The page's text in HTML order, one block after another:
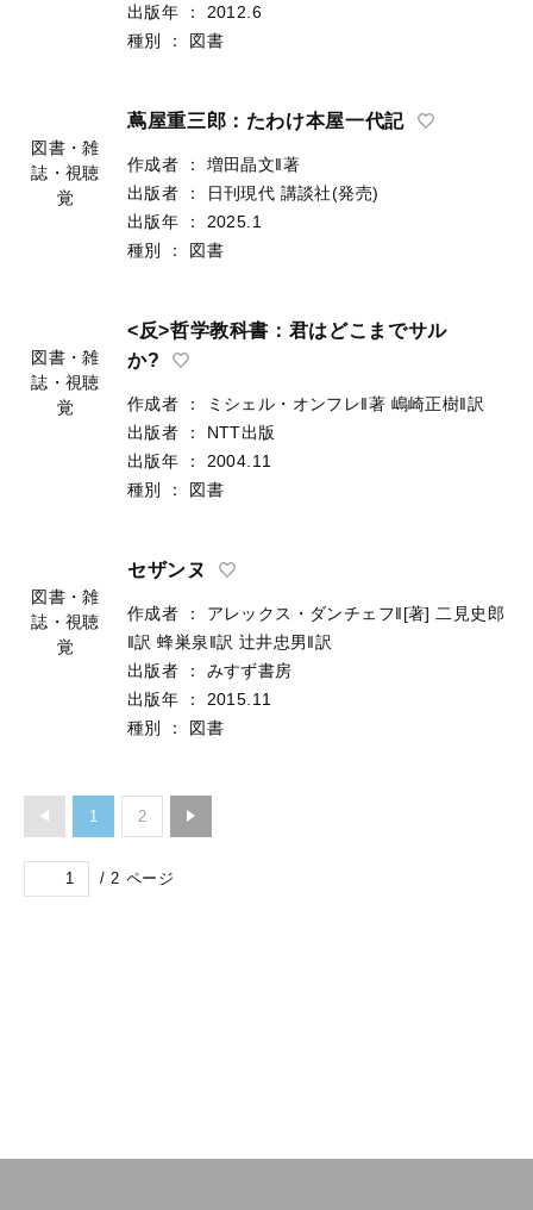
出版年
：
2012.6
種別
： 図書
図書・雑
誌・視聴
覚
蔦屋重三郎：たわけ本屋一代記
作成者 ：
増田晶文‖著
出版者
： 日刊現代 講談社(発売)
出版年
：
2025.1
種別
： 図書
図書・雑
誌・視聴
覚
<反>哲学教科書：君はどこまでサル
か?
作成者 ： ミシェル・オンフレ‖著 嶋崎正樹‖訳
出版者
：
NTT出版
出版年
：
2004.11
種別
： 図書
図書・雑
誌・視聴
覚
セザンヌ
作成者 ： アレックス・ダンチェフ‖[著] 二見史郎
‖訳 蜂巣泉‖訳 辻井忠男‖訳
出版者
：
みすず書房
出版年
：
2015.11
種別
： 図書
1 2
/ 2 ページ